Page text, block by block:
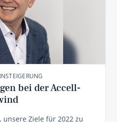
bei der Accell-
unsere Ziele für 2022 zu